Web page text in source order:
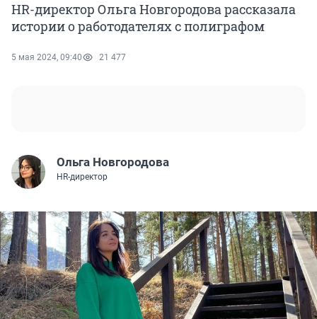
HR-директор Ольга Новгородова рассказала
истории о работодателях с полиграфом
5 мая 2024, 09:40 21 477
Ольга Новгородова
HR-директор